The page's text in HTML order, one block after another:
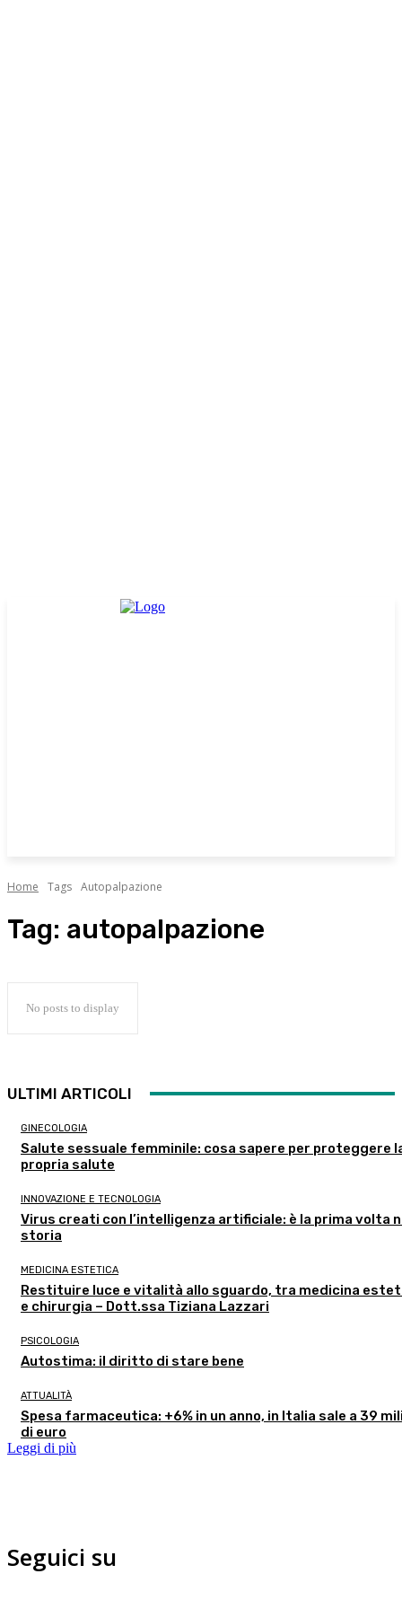
Home Tags Autopalpazione
Tag: autopalpazione
No posts to display
ULTIMI ARTICOLI
GINECOLOGIA
Salute sessuale femminile: cosa sapere per proteggere
propria salute
INNOVAZIONE E TECNOLOGIA
Virus creati con l’intelligenza artificiale: è la prima volta
storia
MEDICINA ESTETICA
Restituire luce e vitalità allo sguardo, tra medicina
e chirurgia – Dott.ssa Tiziana Lazzari
PSICOLOGIA
Autostima: il diritto di stare bene
ATTUALITÀ
Spesa farmaceutica: +6% in un anno, in Italia sale a 39
di euro
Leggi di più
Seguici su